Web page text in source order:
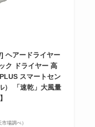
ヘアードライヤー
ク ドライヤー 高
スマートセン
） 「速乾」大風量
場調べ）